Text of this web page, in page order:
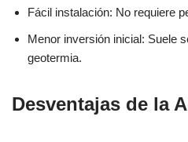
Fácil instalación: No requiere
Menor inversión inicial: Suele
geotermia.
Desventajas de la